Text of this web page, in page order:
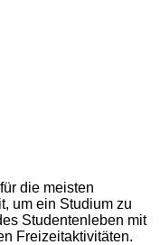
die meisten
um ein Studium zu
Studentenleben mit
Freizeitaktivitäten.